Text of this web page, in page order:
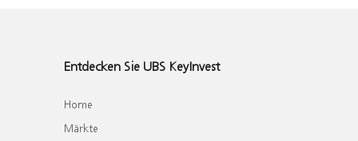
Entdecken Sie UBS KeyInvest
Home
Märkte